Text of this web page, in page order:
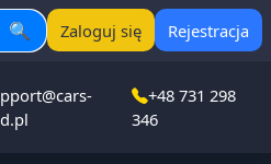
🔍 Zaloguj się Rejestracja
+48 731 298
346